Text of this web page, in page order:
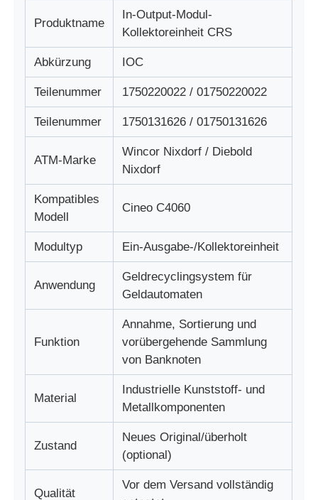
Fabrik Tour
Kontakt
Nachrichten
Alle Fälle
Diebold ATM-Teile
NCR-Geldautomatenteile
Ersatzteile für Wincor-Geldautomaten
Produktname
In-Output-Modul-
Kollektoreinheit CRS
Abkürzung IOC
Teilenummer 1750220022 / 01750220022
Teilenummer 1750131626 / 01750131626
ATM-Marke
Wincor Nixdorf / Diebold
Nixdorf
Kompatibles
Modell
Cineo C4060
Modultyp Ein-Ausgabe-/Kollektoreinheit
Anwendung
Geldrecyclingsystem für
Geldautomaten
Funktion
Annahme, Sortierung und
vorübergehende Sammlung
von Banknoten
Material
Industrielle Kunststoff- und
Metallkomponenten
Zustand
Neues Original/überholt
(optional)
Qualität
Vor dem Versand vollständig